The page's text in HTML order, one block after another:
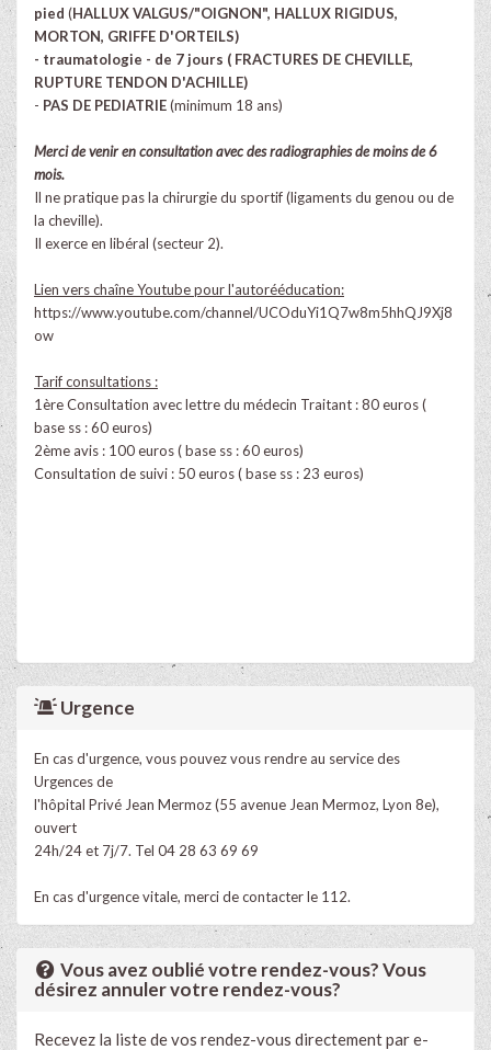
pied (HALLUX VALGUS/"OIGNON", HALLUX RIGIDUS,
MORTON, GRIFFE D'ORTEILS)
- traumatologie - de 7 jours ( FRACTURES DE CHEVILLE,
RUPTURE TENDON D'ACHILLE)
- PAS DE PEDIATRIE(minimum 18 ans)
Merci de venir en consultation avec des radiographies de moins de 6
mois.
Il ne pratique pas la chirurgie du sportif (ligaments du genou ou de
la cheville).
Il exerce en libéral (secteur 2).
Lien vers chaîne Youtube pour l'autorééducation:
https://www.youtube.com/channel/UCOduYi1Q7w8m5hhQJ9Xj8
ow
Tarif consultations :
1ère Consultation avec lettre du médecin Traitant : 80 euros (
base ss : 60 euros)
2ème avis : 100 euros ( base ss : 60 euros)
Consultation de suivi : 50 euros ( base ss : 23 euros)
Urgence
En cas d'urgence, vous pouvez vous rendre au service des
Urgences de
l'hôpital Privé Jean Mermoz (55 avenue Jean Mermoz, Lyon 8e),
ouvert
24h/24 et 7j/7. Tel 04 28 63 69 69
En cas d'urgence vitale, merci de contacter le 112.
Vous avez oublié votre rendez-vous? Vous
désirez annuler votre rendez-vous?
Recevez la liste de vos rendez-vous directement par e-